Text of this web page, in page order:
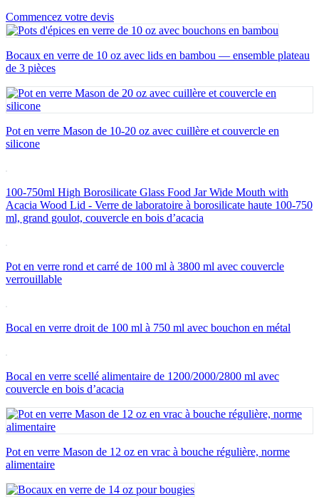
Commencez votre devis
Bocaux en verre de 10 oz avec lids en bambou — ensemble plateau
de 3 pièces
Pot en verre Mason de 10-20 oz avec cuillère et couvercle en
silicone
100-750ml High Borosilicate Glass Food Jar Wide Mouth with
Acacia Wood Lid - Verre de laboratoire à borosilicate haute 100-750
ml, grand goulot, couvercle en bois d’acacia
Pot en verre rond et carré de 100 ml à 3800 ml avec couvercle
verrouillable
Bocal en verre droit de 100 ml à 750 ml avec bouchon en métal
Bocal en verre scellé alimentaire de 1200/2000/2800 ml avec
couvercle en bois d’acacia
Pot en verre Mason de 12 oz en vrac à bouche régulière, norme
alimentaire